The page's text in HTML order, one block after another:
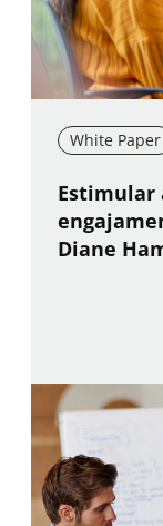
White Paper
New
Estimular
Diane